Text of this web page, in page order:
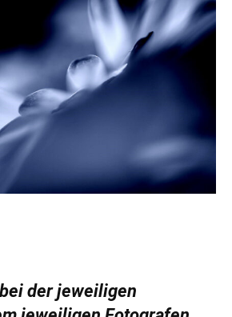
der jeweiligen